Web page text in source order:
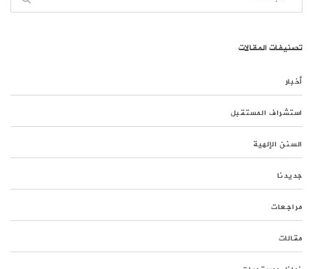
تصنيفات المقالات
أخبار
استشراف المستقبل
السنن الإلهية
جديدنا
مراجعات
مقالات